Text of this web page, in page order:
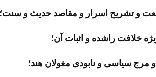
و تشریح اسرار و مقاصد حدیث و سنت؛
خلافت راشده و اثبات آن؛
سیاسی و نابودی مغولان هند؛